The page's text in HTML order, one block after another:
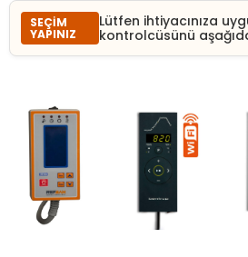
SEÇIM
YAPINIZ
Lütfen ihtiyacınıza
kontrolcüsünü